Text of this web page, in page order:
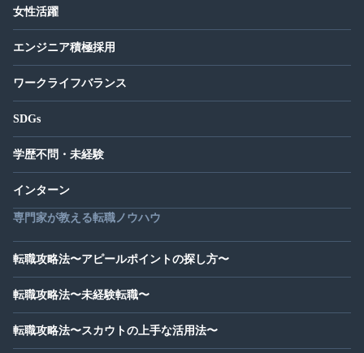
女性活躍
エンジニア積極採用
ワークライフバランス
SDGs
学歴不問・未経験
インターン
専門家が教える転職ノウハウ
転職攻略法〜アピールポイントの探し方〜
転職攻略法〜未経験転職〜
転職攻略法〜スカウトの上手な活用法〜